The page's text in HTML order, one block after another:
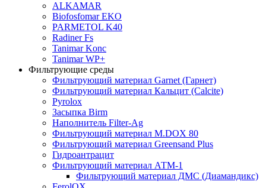
ALKAMAR
Biofosfomar EKO
PARMETOL K40
Radiner Fs
Tanimar Konc
Tanimar WP+
Фильтрующие среды
Фильтрующий материал Garnet (Гарнет)
Фильтрующий материал Кальцит (Calcite)
Pyrolox
Засыпка Birm
Наполнитель Filter-Ag
Фильтрующий материал M.DOX 80
Фильтрующий материал Greensand Plus
Гидроантрацит
Фильтрующий материал АТМ-1
Фильтрующий материал ДМС (Диамандикс)